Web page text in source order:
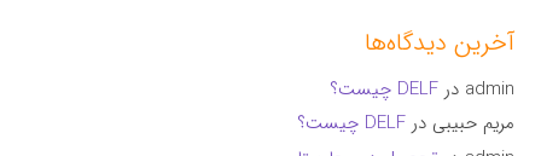
آخرین دیدگاه‌ها
admin درDELF چیست؟
مریم حبیبی درDELF چیست؟